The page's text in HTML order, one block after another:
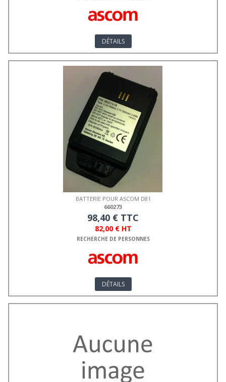
DÉTAILS
BATTERIE POUR ASCOM D81
660273
98,40 € TTC
82,00 € HT
RECHERCHE DE PERSONNES
DÉTAILS